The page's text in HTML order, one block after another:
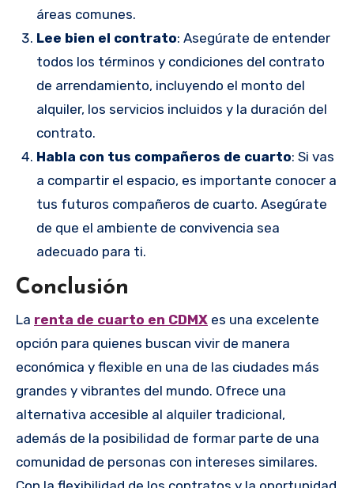
áreas comunes.
Lee bien el contrato: Asegúrate de entender
todos los términos y condiciones del contrato
de arrendamiento, incluyendo el monto del
alquiler, los servicios incluidos y la duración del
contrato.
Habla con tus compañeros de cuarto: Si vas
a compartir el espacio, es importante conocer a
tus futuros compañeros de cuarto. Asegúrate
de que el ambiente de convivencia sea
adecuado para ti.
Conclusión
La renta de cuarto en CDMX es una excelente
opción para quienes buscan vivir de manera
económica y flexible en una de las ciudades más
grandes y vibrantes del mundo. Ofrece una
alternativa accesible al alquiler tradicional,
además de la posibilidad de formar parte de una
comunidad de personas con intereses similares.